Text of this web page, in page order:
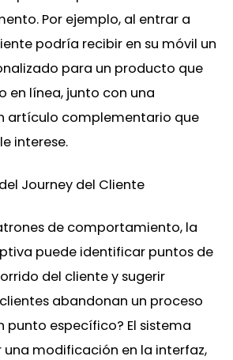
Por ejemplo, al entrar a
podría recibir en su móvil un
para un producto que
en línea, junto con una
artículo complementario que
interese.
Journey del Cliente
de comportamiento, la
puede identificar puntos de
del cliente y sugerir
abandonan un proceso
punto específico? El sistema
modificación en la interfaz,